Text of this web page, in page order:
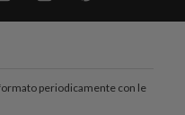
periodicamente con le